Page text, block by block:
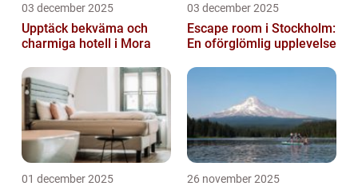
03 december 2025
Upptäck bekväma och
charmiga hotell i Mora
03 december 2025
Escape room i Stockholm:
En oförglömlig upplevelse
01 december 2025 26 november 2025